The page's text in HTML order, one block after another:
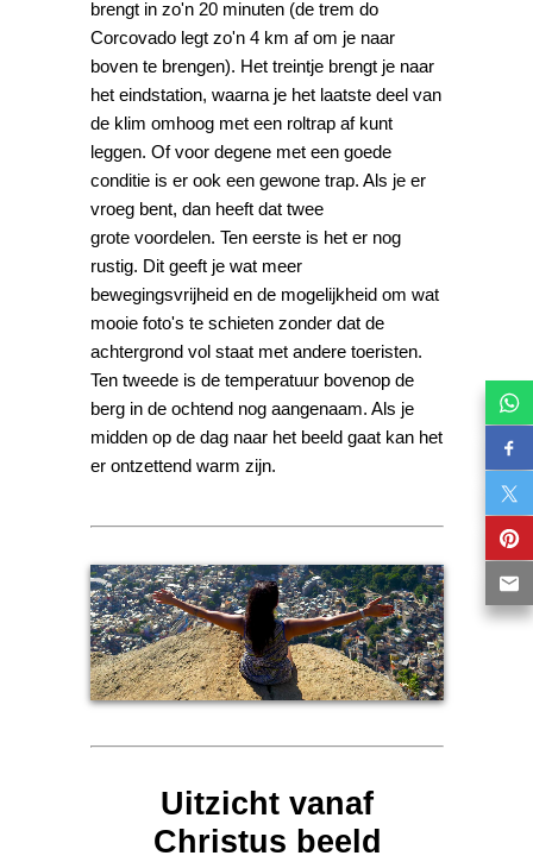
brengt in zo'n 20 minuten (de trem do
Corcovado legt zo'n 4 km af om je naar
boven te brengen). Het treintje brengt je naar
het eindstation, waarna je het laatste deel van
de klim omhoog met een roltrap af kunt
leggen. Of voor degene met een goede
conditie is er ook een gewone trap. Als je er
vroeg bent, dan heeft dat twee
grote voordelen. Ten eerste is het er nog
rustig. Dit geeft je wat meer
bewegingsvrijheid en de mogelijkheid om wat
mooie foto's te schieten zonder dat de
achtergrond vol staat met andere toeristen.
Ten tweede is de temperatuur bovenop de
berg in de ochtend nog aangenaam. Als je
midden op de dag naar het beeld gaat kan het
er ontzettend warm zijn.
Uitzicht vanaf
Christus beeld